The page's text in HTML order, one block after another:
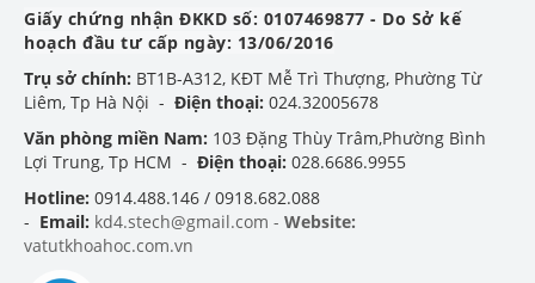
Giấy chứng nhận ĐKKD số: 0107469877 - Do Sở kế
hoạch đầu tư cấp ngày: 13/06/2016
Trụ sở chính: BT1B-A312, KĐT Mễ Trì Thượng, Phường Từ
Liêm, Tp Hà Nội - Điện thoại: 024.32005678
Văn phòng miền Nam: 103 Đặng Thùy Trâm,Phường Bình
Lợi Trung, Tp HCM - Điện thoại: 028.6686.9955
Hotline: 0914.488.146 / 0918.682.088
- Email: kd4.stech@gmail.com - Website:
vatutkhoahoc.com.vn